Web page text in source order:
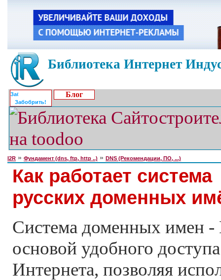
Библиотека Интернет
Забобрить!
Блог
I2R » Фундамент (dns, ftp, http ..) » DNS (Рекомендации, ПО, ...)
Как работает система
русских доменных
Система доменных имен -
основой удобного
Интернета, позволяя